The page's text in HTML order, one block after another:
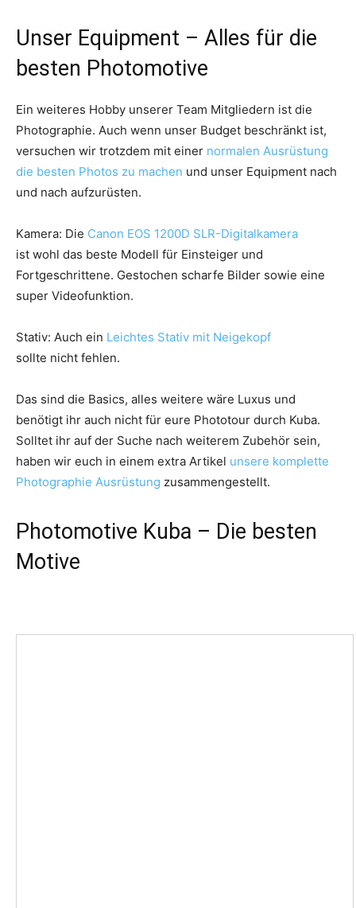
Unser Equipment – Alles für die
besten Photomotive
Ein weiteres Hobby unserer Team Mitgliedern ist die
Photographie. Auch wenn unser Budget beschränkt ist,
versuchen wir trotzdem mit einer normalen Ausrüstung
die besten Photos zu machen und unser Equipment nach
und nach aufzurüsten.
Kamera: Die Canon EOS 1200D SLR-Digitalkamera
ist wohl das beste Modell für Einsteiger und
Fortgeschrittene. Gestochen scharfe Bilder sowie eine
super Videofunktion.
Stativ: Auch ein Leichtes Stativ mit Neigekopf
sollte nicht fehlen.
Das sind die Basics, alles weitere wäre Luxus und
benötigt ihr auch nicht für eure Phototour durch Kuba.
Solltet ihr auf der Suche nach weiterem Zubehör sein,
haben wir euch in einem extra Artikel unsere komplette
Photographie Ausrüstung zusammengestellt.
Photomotive Kuba – Die besten
Motive